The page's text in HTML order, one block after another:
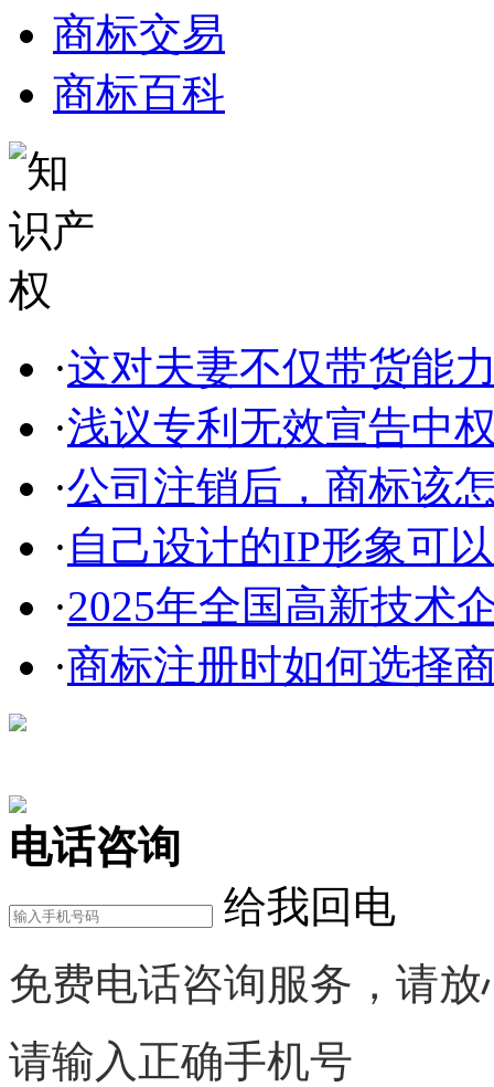
商标交易
商标百科
·这对夫妻不仅带货能
·浅议专利无效宣告中
·公司注销后，商标该
· 自己设计的IP形象可
·2025年全国高新技术
·商标注册时如何选择
电话咨询
给我回电
免费电话咨询服务，请放
请输入正确手机号